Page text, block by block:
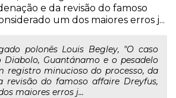
e da revisão do famoso
um dos maiores erros j...
polonês Louis Begley, "O caso
Diabolo, Guantánamo e o pesadelo
registro minucioso do processo, da
revisão do famoso affaire Dreyfus,
maiores erros j...